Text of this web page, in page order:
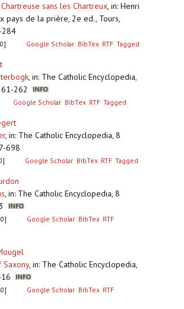
sans les Chartreux, in: Henri
pays de la prière, 2e ed., Tours,
284
Google Scholar BibTex RTF Tagged
, in: The Catholic Encyclopedia,
262
Google Scholar BibTex RTF Tagged
, in: The Catholic Encyclopedia, 8
698
Google Scholar BibTex RTF Tagged
, in: The Catholic Encyclopedia, 8
Google Scholar BibTex RTF
, in: The Catholic Encyclopedia,
Google Scholar BibTex RTF